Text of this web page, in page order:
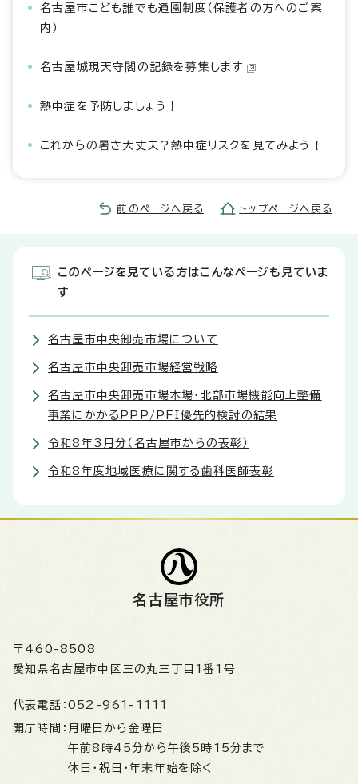
名古屋市こども誰でも通園制度（保護者の方へのご案
内）
名古屋城現天守閣の記録を募集します
熱中症を予防しましょう！
これからの暑さ大丈夫？熱中症リスクを見てみよう！
前のページへ戻る トップページへ戻る
このページを見ている方はこんなページも見ていま
す
名古屋市中央卸売市場について
名古屋市中央卸売市場経営戦略
名古屋市中央卸売市場本場・北部市場機能向上整備
事業にかかるPPP/PFI優先的検討の結果
令和8年3月分（名古屋市からの表彰）
令和8年度地域医療に関する歯科医師表彰
名古屋市役所
〒460-8508
愛知県名古屋市中区三の丸三丁目1番1号
代表電話： 052-961-1111
開庁時間： 月曜日から金曜日
午前8時45分から午後5時15分まで
休日・祝日・年末年始を除く